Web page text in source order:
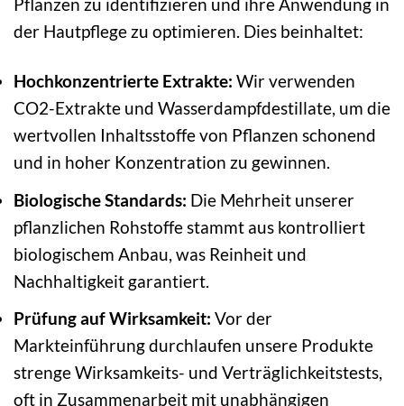
Pflanzen zu identifizieren und ihre Anwendung in
der Hautpflege zu optimieren. Dies beinhaltet:
Hochkonzentrierte Extrakte: Wir verwenden
CO2-Extrakte und Wasserdampfdestillate, um die
wertvollen Inhaltsstoffe von Pflanzen schonend
und in hoher Konzentration zu gewinnen.
Biologische Standards: Die Mehrheit unserer
pflanzlichen Rohstoffe stammt aus kontrolliert
biologischem Anbau, was Reinheit und
Nachhaltigkeit garantiert.
Prüfung auf Wirksamkeit: Vor der
Markteinführung durchlaufen unsere Produkte
strenge Wirksamkeits- und Verträglichkeitstests,
oft in Zusammenarbeit mit unabhängigen